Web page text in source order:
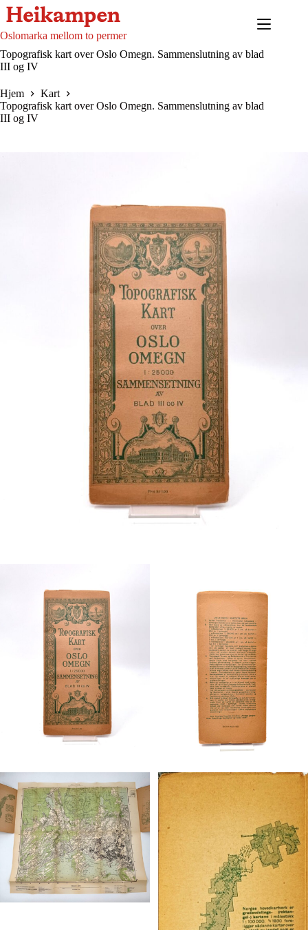
Hopp
til
innholdet
Oslomarka mellom to permer
Topografisk kart over Oslo Omegn. Sammenslutning av blad
III og IV
Hjem
Kart
Topografisk kart over Oslo Omegn. Sammenslutning av blad
III og IV